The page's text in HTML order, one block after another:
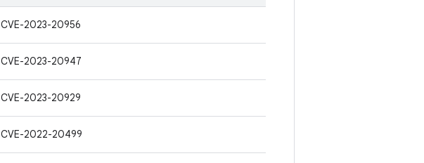
CVE-2023-20956
CVE-2023-20947
CVE-2023-20929
CVE-2022-20499